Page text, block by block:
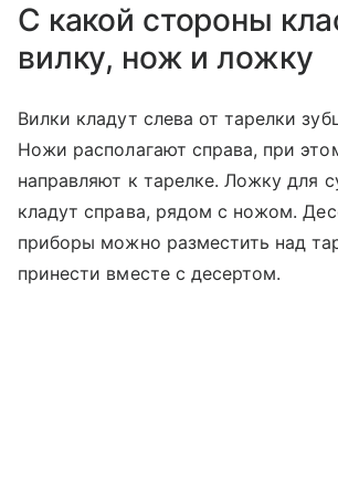
С какой стороны
вилку, нож и ложку
Вилки кладут слева от тарелки
Ножи располагают справа, при
направляют к тарелке. Ложку для
кладут справа, рядом с ножом.
приборы можно разместить над
принести вместе с десертом.